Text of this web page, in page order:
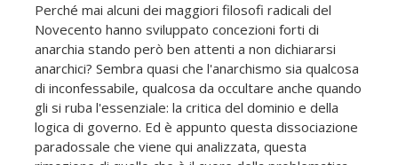
Perché mai alcuni dei maggiori filosofi radicali del
Novecento hanno sviluppato concezioni forti di
anarchia stando però ben attenti a non dichiararsi
anarchici? Sembra quasi che l'anarchismo sia qualcosa
di inconfessabile, qualcosa da occultare anche quando
gli si ruba l'essenziale: la critica del dominio e della
logica di governo. Ed è appunto questa dissociazione
paradossale che viene qui analizzata, questa